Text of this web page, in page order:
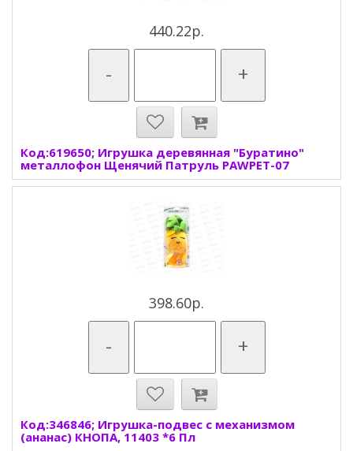
440.22р.
- +
Код:619650; Игрушка деревянная "Буратино"
металлофон Щенячий Патруль PAWPET-07
398.60р.
- +
Код:346846; Игрушка-подвес с механизмом
(ананас) КНОПА, 11403 *6 Пл